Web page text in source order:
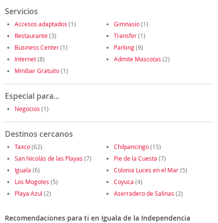
Servicios
Accesos adaptados (1) Gimnasio(1)
Restaurante(3) Transfer(1)
Business Center(1) Parking(9)
Internet(8) Admite Mascotas (2)
Minibar Gratuito(1)
Especial para...
Negocios (1)
Destinos cercanos
Taxco(62) Chilpancingo(15)
San Nicolás de las Playas (7) Pie de la Cuesta (7)
Iguala (6) Colonia Luces en el Mar(5)
Los Mogotes (5) Coyuca (4)
Playa Azul (2) Aserradero de Salinas (2)
Recomendaciones para ti en Iguala de la Independencia